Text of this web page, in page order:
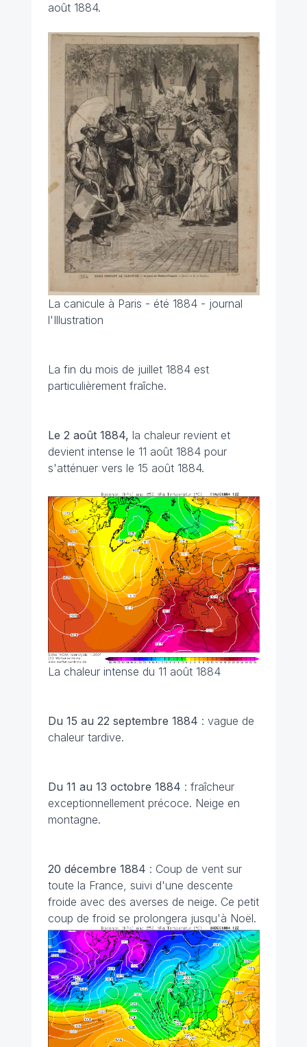
août 1884.
La canicule à Paris - été 1884 - journal
l'Illustration
La fin du mois de juillet 1884 est
particulièrement fraîche.
Le 2 août 1884, la chaleur revient et
devient intense le 11 août 1884 pour
s'atténuer vers le 15 août 1884.
La chaleur intense du 11 août 1884
Du 15 au 22 septembre 1884 : vague de
chaleur tardive.
Du 11 au 13 octobre 1884 : fraîcheur
exceptionnellement précoce. Neige en
montagne.
20 décembre 1884 : Coup de vent sur
toute la France, suivi d'une descente
froide avec des averses de neige. Ce petit
coup de froid se prolongera jusqu'à Noël.